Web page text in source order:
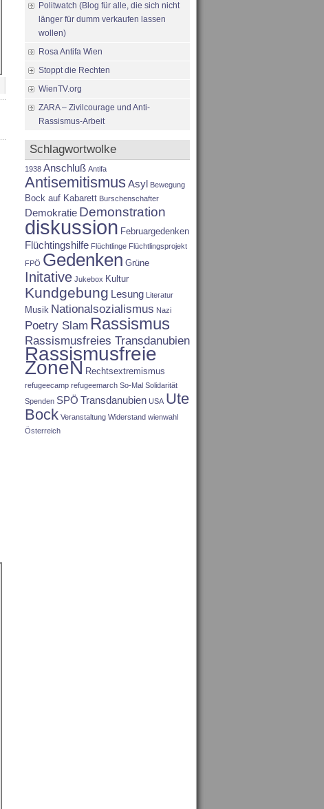
Politwatch (Blog für alle, die sich nicht
länger für dumm verkaufen lassen
wollen)
Rosa Antifa Wien
Stoppt die Rechten
WienTV.org
ZARA – Zivilcourage und Anti-
Rassismus-Arbeit
Schlagwortwolke
1938 Anschluß Antifa
AntisemitismusAsyl Bewegung
Bock auf Kabarett Burschenschafter
Demokratie Demonstration
diskussion Februargedenken
Flüchtingshilfe Flüchtlinge Flüchtlingsprojekt
FPÖ Gedenken Grüne
Initative Jukebox Kultur
Kundgebung Lesung Literatur
Musik Nationalsozialismus Nazi
Poetry Slam Rassismus
Rassismusfreies Transdanubien
Rassismusfreie
ZoneN Rechtsextremismus
refugeecamp refugeemarch So-Mal Solidarität
Spenden SPÖ Transdanubien USA Ute
Bock Veranstaltung Widerstand wienwahl
Österreich